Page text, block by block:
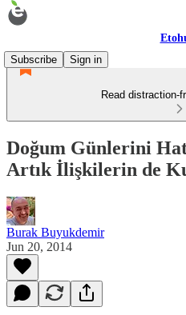
Subscribe
Sign in
Read distraction-
Doğum Günlerini
Artık İlişkilerin de
Burak Buyukdemir
Jun 20, 2014